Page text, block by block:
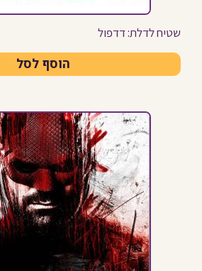
שטיח לדלת: דדפול
הוסף לסל